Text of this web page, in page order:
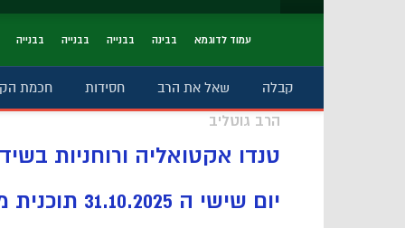
עמוד לדוגמא בבינה בבנייה בבנייה בבנייה
קבלה שאל את הרב חסידות חכמת
הרב גוטליב
טנדו אקטואליה ורוחניות
יום שישי ה 31.10.2025 תוכנית מספר 86